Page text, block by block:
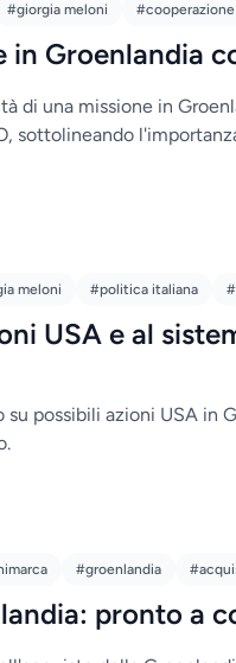
#giorgia meloni
in Groenlandia
di una missione in
sottolineando
meloni #politica italiana
USA e al
possibili azioni USA in
#groenlandia
pronto a